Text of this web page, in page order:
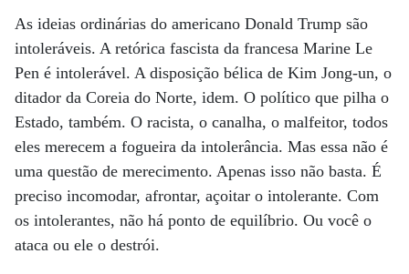
As ideias ordinárias do americano Donald Trump são
intoleráveis. A retórica fascista da francesa Marine Le
Pen é intolerável. A disposição bélica de Kim Jong-un, o
ditador da Coreia do Norte, idem. O político que pilha o
Estado, também. O racista, o canalha, o malfeitor, todos
eles merecem a fogueira da intolerância. Mas essa não é
uma questão de merecimento. Apenas isso não basta. É
preciso incomodar, afrontar, açoitar o intolerante. Com
os intolerantes, não há ponto de equilíbrio. Ou você o
ataca ou ele o destrói.